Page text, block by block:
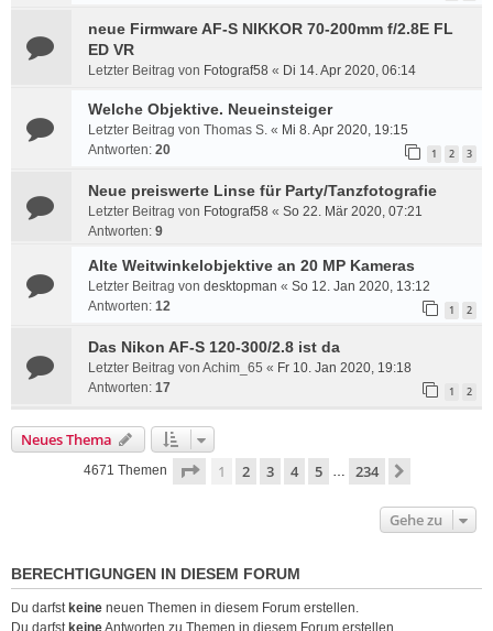
neue Firmware AF-S NIKKOR 70-200mm f/2.8E FL
ED VR
Letzter Beitrag von Fotograf58 « Di 14. Apr 2020, 06:14
Welche Objektive. Neueinsteiger
Letzter Beitrag von Thomas S. « Mi 8. Apr 2020, 19:15
Antworten: 20 1 2 3
Neue preiswerte Linse für Party/Tanzfotografie
Letzter Beitrag von Fotograf58 « So 22. Mär 2020, 07:21
Antworten: 9
Alte Weitwinkelobjektive an 20 MP Kameras
Letzter Beitrag von desktopman « So 12. Jan 2020, 13:12
Antworten: 12 1 2
Das Nikon AF-S 120-300/2.8 ist da
Letzter Beitrag von Achim_65 « Fr 10. Jan 2020, 19:18
Antworten: 17 1 2
Neues Thema
4671 Themen Seite 1von 234
1 2 3 4 5 … 234
Gehe zu
BERECHTIGUNGEN IN DIESEM FORUM
Du darfst keine neuen Themen in diesem Forum erstellen.
Du darfst keineAntworten zu Themen in diesem Forum erstellen.